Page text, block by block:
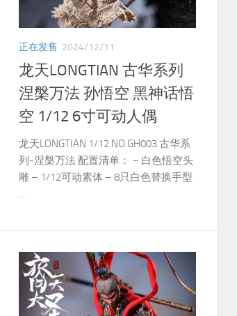
正在发售 2024/12/11
龙天LONGTIAN 古华系列
涅槃万法 孙悟空 黑神话悟
空 1/12 6寸可动人偶
龙天LONGTIAN 1/12 NO.GH003 古华系
列-涅槃万法 配置清单： – 白色悟空头
雕 – 1/12可动素体 – 8只白色替换手型